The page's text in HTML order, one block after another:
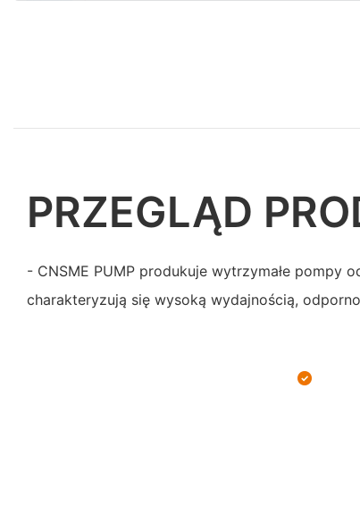
PRZEGLĄD
- CNSME PUMP produkuje wytrzymałe pompy
charakteryzują się wysoką wydajnością,